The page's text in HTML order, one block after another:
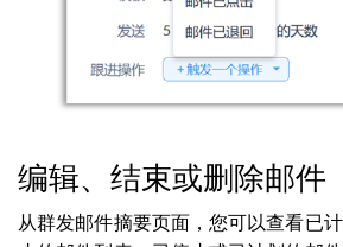
编辑、结束或删除邮件
从群发邮件摘要页面，您可以查看已